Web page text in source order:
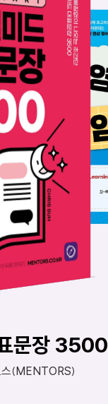
문장 3500
스(MENTORS)